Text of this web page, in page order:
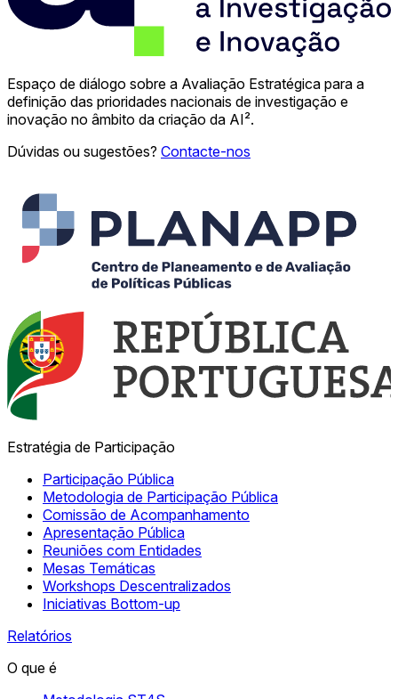
Espaço de diálogo sobre a Avaliação Estratégica para a
definição das prioridades nacionais de investigação e
inovação no âmbito da criação da AI².
Dúvidas ou sugestões? Contacte-nos
Estratégia de Participação
Participação Pública
Metodologia de Participação Pública
Comissão de Acompanhamento
Apresentação Pública
Reuniões com Entidades
Mesas Temáticas
Workshops Descentralizados
Iniciativas Bottom-up
Relatórios
O que é